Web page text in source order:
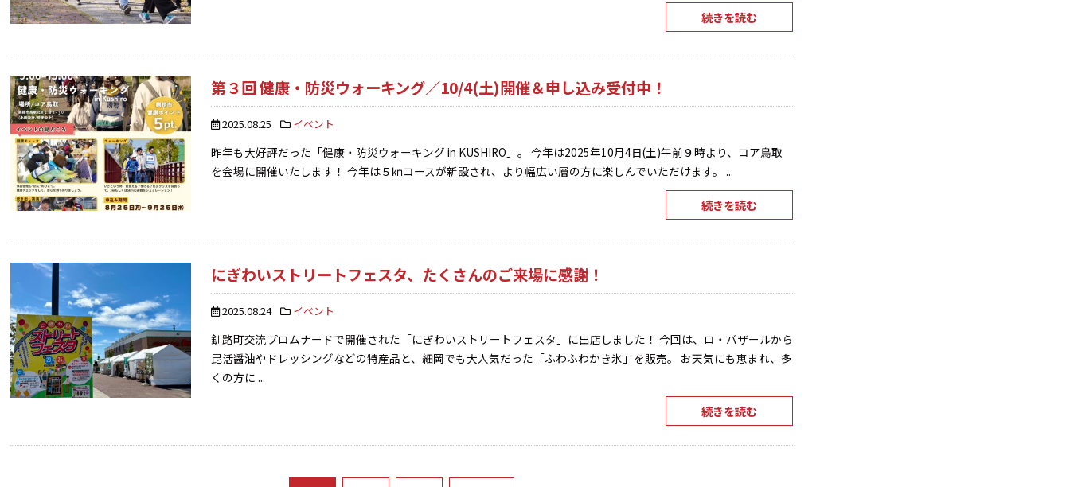
続きを読む
第３回 健康・防災ウォーキング／10/4(土)開催＆申し込み受付中！
2025.08.25 イベント
昨年も大好評だった「健康・防災ウォーキング in KUSHIRO」。 今年は2025年10月4日(土)午前９時より、コア鳥取
を会場に開催いたします！ 今年は５㎞コースが新設され、より幅広い層の方に楽しんでいただけます。 ...
続きを読む
にぎわいストリートフェスタ、たくさんのご来場に感謝！
2025.08.24 イベント
釧路町交流プロムナードで開催された「にぎわいストリートフェスタ」に出店しました！ 今回は、ロ・バザールから
昆活醤油やドレッシングなどの特産品と、細岡でも大人気だった「ふわふわかき氷」を販売。 お天気にも恵まれ、多
くの方に ...
続きを読む